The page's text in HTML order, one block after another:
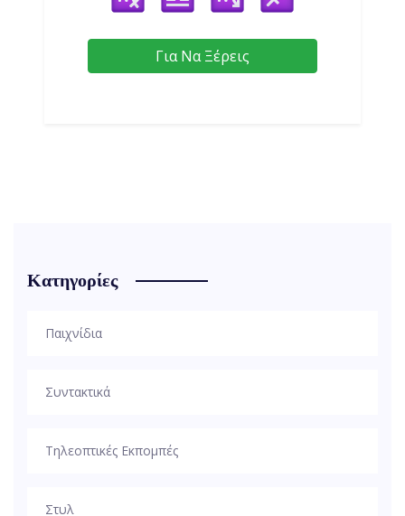
Για Να Ξέρεις
Κατηγορίες
Παιχνίδια
Συντακτικά
Τηλεοπτικές Εκπομπές
Στυλ